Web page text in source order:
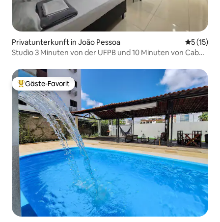
Privatunterkunft in João Pessoa
5 (15)
Studio 3 Minuten von der UFPB und 10 Minuten von Cabo
Beliebter Gäste-Favorit.
Gäste-Favorit